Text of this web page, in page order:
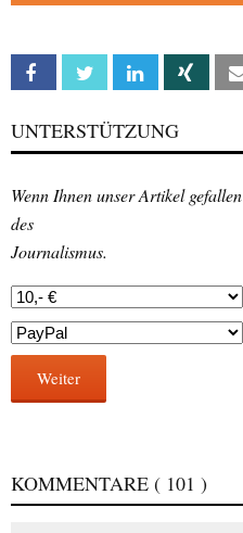
Facebook Twitter Linkedin Xing
UNTERSTÜTZUNG
Wenn Ihnen unser Artikel
des
Journalismus.
Weiter
KOMMENTARE ( 101 )